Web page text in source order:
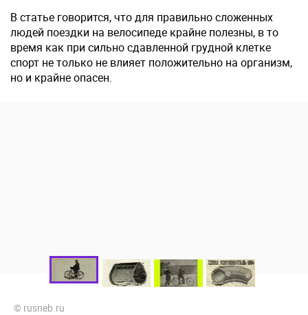
В статье говорится, что для правильно сложенных
людей поездки на велосипеде крайне полезны, в то
время как при сильно сдавленной грудной клетке
спорт не только не влияет положительно на организм,
но и крайне опасен.
© rusneb.ru